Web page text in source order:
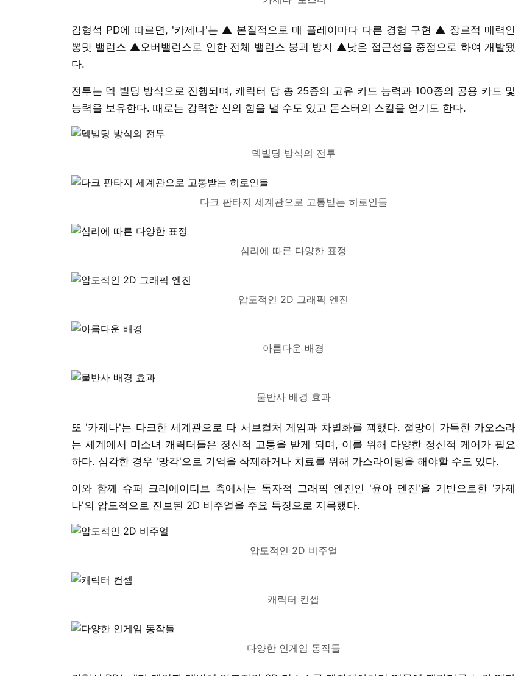
김형석 PD에 따르면, '카제나'는 ▲ 본질적으로 매 플레이마다 다른 경험 구현 ▲ 장르적 매력인
뽕맛 밸런스 ▲오버밸런스로 인한 전체 밸런스 붕괴 방지 ▲낮은 접근성을 중점으로 하여 개발됐
다.
전투는 덱 빌딩 방식으로 진행되며, 캐릭터 당 총 25종의 고유 카드 능력과 100종의 공용 카드 및
능력을 보유한다. 때로는 강력한 신의 힘을 낼 수도 있고 몬스터의 스킬을 얻기도 한다.
덱빌딩 방식의 전투
다크 판타지 세계관으로 고통받는 히로인들
심리에 따른 다양한 표정
압도적인 2D 그래픽 엔진
아름다운 배경
물반사 배경 효과
또 '카제나'는 다크한 세계관으로 타 서브컬처 게임과 차별화를 꾀했다. 절망이 가득한 카오스라
는 세계에서 미소녀 캐릭터들은 정신적 고통을 받게 되며, 이를 위해 다양한 정신적 케어가 필요
하다. 심각한 경우 '망각'으로 기억을 삭제하거나 치료를 위해 가스라이팅을 해야할 수도 있다.
이와 함께 슈퍼 크리에이티브 측에서는 독자적 그래픽 엔진인 '윤아 엔진'을 기반으로한 '카제
나'의 압도적으로 진보된 2D 비주얼을 주요 특징으로 지목했다.
압도적인 2D 비주얼
캐릭터 컨셉
다양한 인게임 동작들